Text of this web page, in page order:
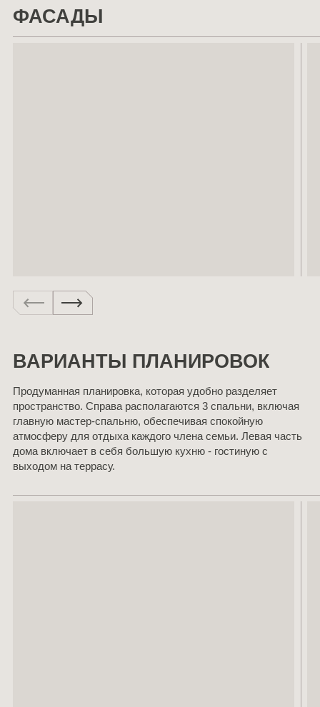
ФАСАДЫ
ВАРИАНТЫ ПЛАНИРОВОК
Продуманная планировка, которая удобно разделяет
пространство. Справа располагаются 3 спальни, включая
главную мастер-спальню, обеспечивая спокойную
атмосферу для отдыха каждого члена семьи. Левая часть
дома включает в себя большую кухню - гостиную с
выходом на террасу.